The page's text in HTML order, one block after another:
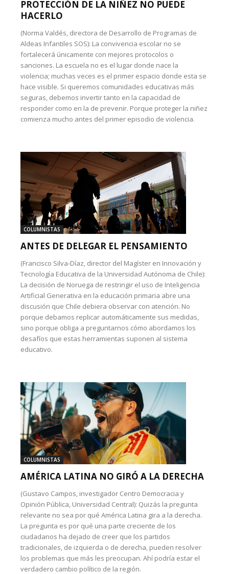
PROTECCIÓN DE LA NIÑEZ NO PUEDE
HACERLO
(Norma Valdés, directora de Desarrollo de Programas de
Aldeas Infantiles SOS): La convivencia escolar no se
fortalecerá únicamente con mejores protocolos o
sanciones. La escuela no es el lugar donde nace la
violencia; muchas veces es el primer espacio donde esta se
hace visible. Si queremos comunidades educativas más
seguras, debemos invertir tanto en la capacidad de
responder como en la de prevenir. Porque proteger la niñez
comienza mucho antes del primer episodio de violencia.
COLUMNISTAS
ANTES DE DELEGAR EL PENSAMIENTO
(Francisco Silva-Díaz, director del Magíster en Innovación y
Tecnología Educativa de la Universidad Autónoma de Chile):
La decisión de Noruega de restringir el uso de Inteligencia
Artificial Generativa en la educación primaria abre una
discusión que Chile debiera observar con atención. No
porque debamos replicar automáticamente sus medidas,
sino porque obliga a preguntarnos cómo abordamos los
desafíos que estas herramientas suponen al sistema
educativo.
COLUMNISTAS
AMÉRICA LATINA NO GIRÓ A LA DERECHA
(Gustavo Campos, investigador Centro Democracia y
Opinión Pública, Universidad Central): Quizás la pregunta
relevante no sea por qué América Latina gira a la derecha.
La pregunta es por qué una parte creciente de los
ciudadanos ha dejado de creer que los partidos
tradicionales, de izquierda o de derecha, pueden resolver
los problemas que más les preocupan. Ahí podría estar el
verdadero cambio político de la región.